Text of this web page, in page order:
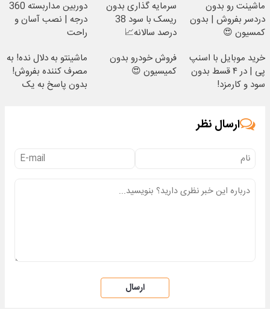
ماشینت رو بدون
دردسر بفروش | بدون
کمسیون 😍
سرمایه گذاری بدون
ریسک با سود 38
درصد سالانه📈
دوربین مداربسته 360
درجه | نصب آسان و
راحت
خرید موبایل با اسنپ
پی | در ۴ قسط بدون
سود و کارمزد!
فروش خودرو بدون
کمیسیون 😍
ماشینتو به دلال نده! به
مصرف کننده بفروش!
بدون پاسخ به یک
ارسال نظر
ارسال